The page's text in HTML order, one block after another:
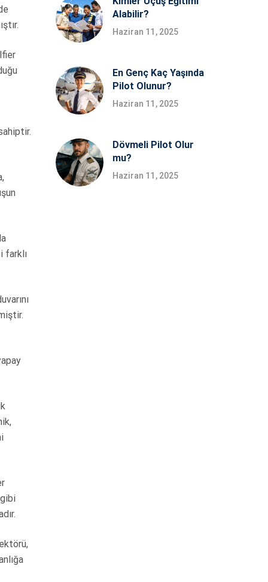
farklı
Alabilir?
Haziran 11, 2025
En Genç Kaç Yaşında
Pilot Olunur?
Haziran 11, 2025
Dövmeli Pilot Olur
mu?
Haziran 11, 2025